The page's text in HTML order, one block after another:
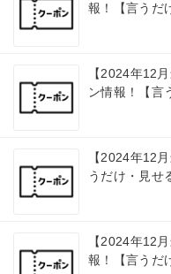
報！【言うだ
【2024年12
ン情報！【言
【2024年12
うだけ・見せ
【2024年12
報！【言うだ